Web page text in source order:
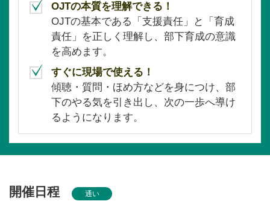
OJTの本質を理解できる！
OJTの基本である「支援責任」と「育成
責任」を正しく理解し、部下育成の意識
を高めます。
すぐに現場で使える！
傾聴・質問・ほめ方などを身につけ、部
下のやる気を引き出し、次の一歩へ導け
るようになります。
開催日程 通い